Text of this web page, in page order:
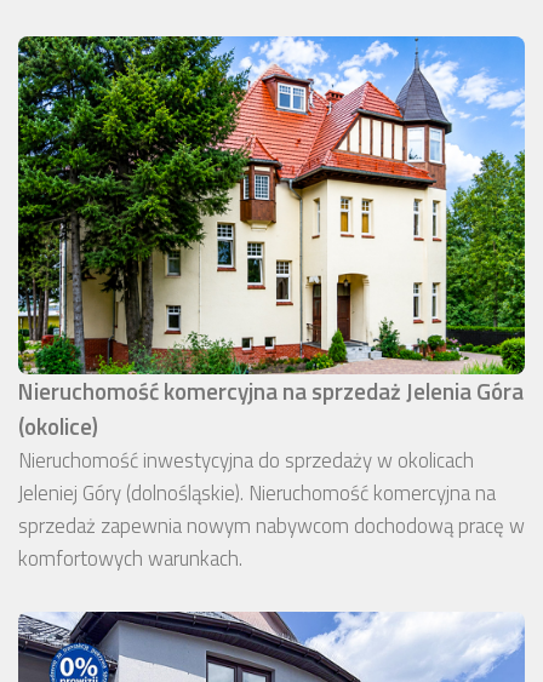
Nieruchomość komercyjna na sprzedaż Jelenia Góra
(okolice)
Nieruchomość inwestycyjna do sprzedaży w okolicach
Jeleniej Góry (dolnośląskie). Nieruchomość komercyjna na
sprzedaż zapewnia nowym nabywcom dochodową pracę w
komfortowych warunkach.